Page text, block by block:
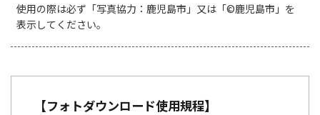
使用の際は必ず「写真協力：鹿児島市」又は「©鹿児島市」を
表示してください。
【フォトダウンロード使用規程】